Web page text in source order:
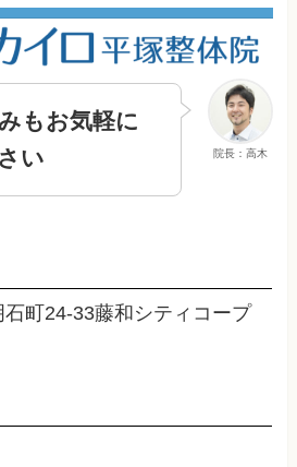
院長：高木
もお気軽に
い
町24-33藤和シティコープ